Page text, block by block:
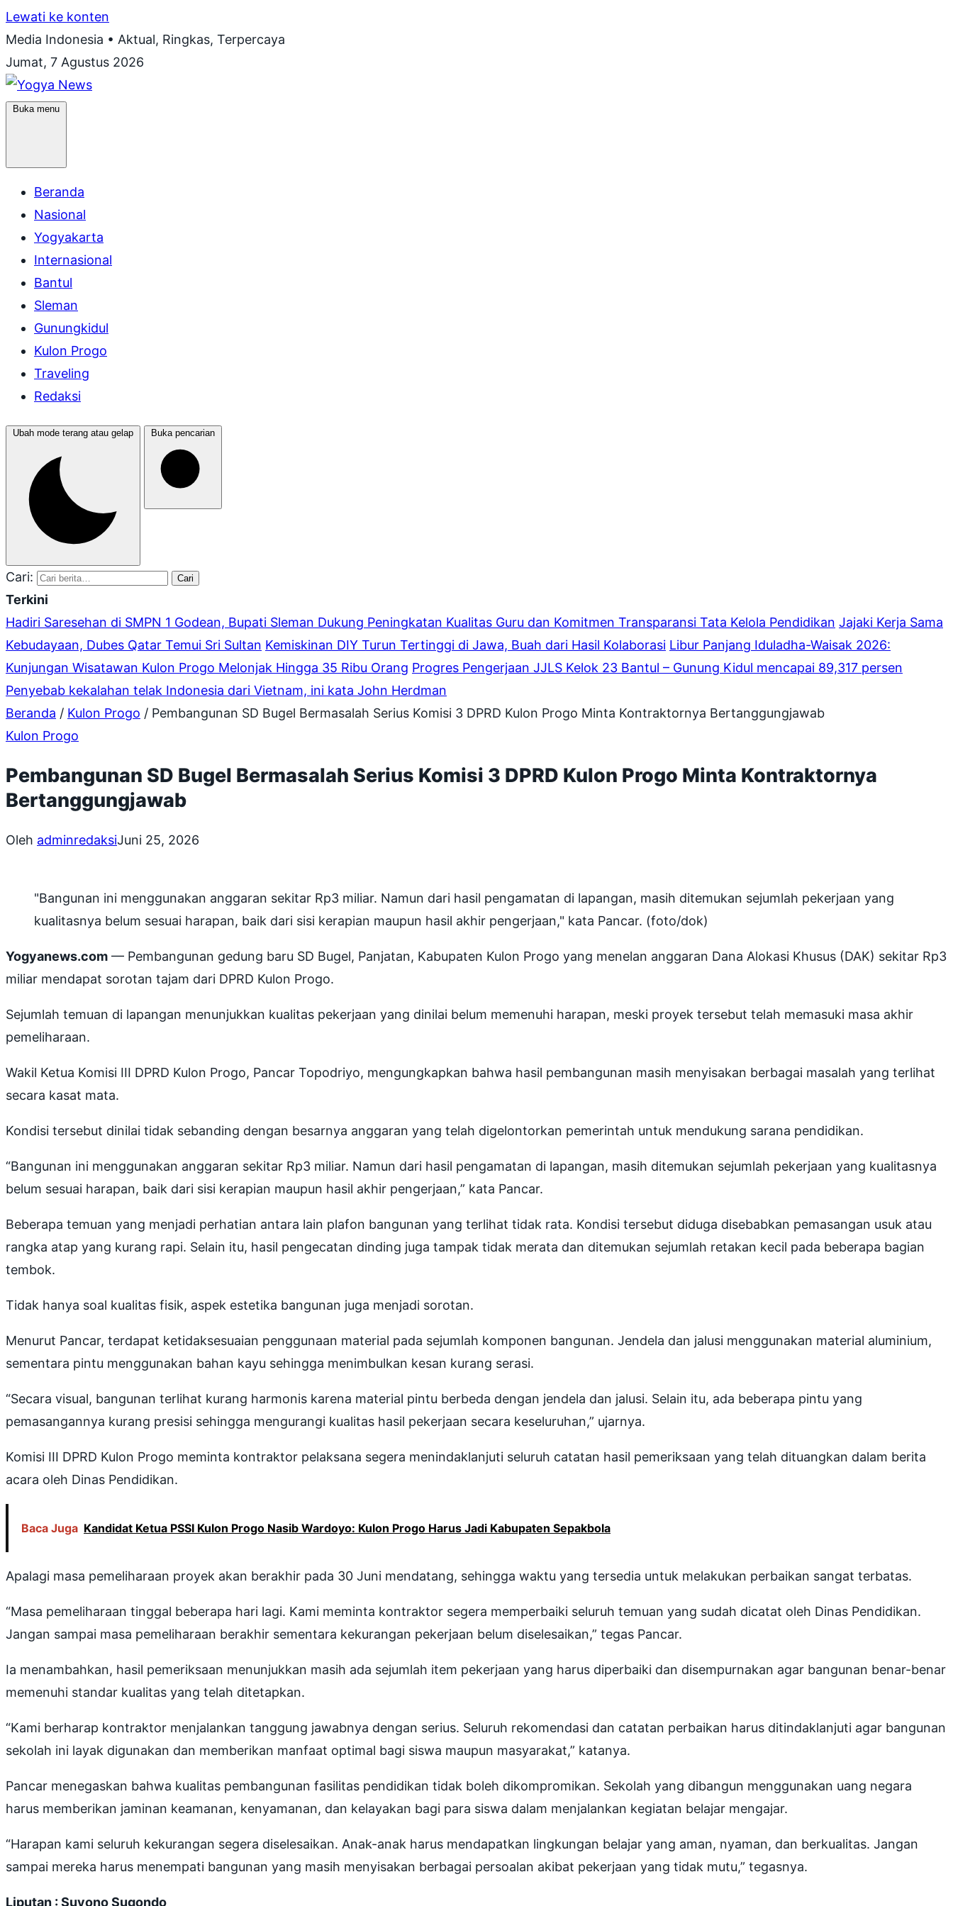
Lewati ke konten
Media Indonesia • Aktual, Ringkas, Terpercaya
Jumat, 7 Agustus 2026
Buka menu
Beranda
Nasional
Yogyakarta
Internasional
Bantul
Sleman
Gunungkidul
Kulon Progo
Traveling
Redaksi
Ubah mode terang atau gelap Buka pencarian
Cari: Cari
Terkini
Hadiri Saresehan di SMPN 1 Godean, Bupati Sleman Dukung Peningkatan Kualitas Guru dan Komitmen Transparansi Tata Kelola Pendidikan Jajaki Kerja Sama
Kebudayaan, Dubes Qatar Temui Sri Sultan Kemiskinan DIY Turun Tertinggi di Jawa, Buah dari Hasil Kolaborasi Libur Panjang Iduladha-Waisak 2026:
Kunjungan Wisatawan Kulon Progo Melonjak Hingga 35 Ribu Orang Progres Pengerjaan JJLS Kelok 23 Bantul – Gunung Kidul mencapai 89,317 persen
Penyebab kekalahan telak Indonesia dari Vietnam, ini kata John Herdman
Beranda / Kulon Progo / Pembangunan SD Bugel Bermasalah Serius Komisi 3 DPRD Kulon Progo Minta Kontraktornya Bertanggungjawab
Kulon Progo
Pembangunan SD Bugel Bermasalah Serius Komisi 3 DPRD Kulon Progo Minta Kontraktornya
Bertanggungjawab
Oleh adminredaksiJuni 25, 2026
"Bangunan ini menggunakan anggaran sekitar Rp3 miliar. Namun dari hasil pengamatan di lapangan, masih ditemukan sejumlah pekerjaan yang
kualitasnya belum sesuai harapan, baik dari sisi kerapian maupun hasil akhir pengerjaan," kata Pancar. (foto/dok)
Yogyanews.com — Pembangunan gedung baru SD Bugel, Panjatan, Kabupaten Kulon Progo yang menelan anggaran Dana Alokasi Khusus (DAK) sekitar Rp3
miliar mendapat sorotan tajam dari DPRD Kulon Progo.
Sejumlah temuan di lapangan menunjukkan kualitas pekerjaan yang dinilai belum memenuhi harapan, meski proyek tersebut telah memasuki masa akhir
pemeliharaan.
Wakil Ketua Komisi III DPRD Kulon Progo, Pancar Topodriyo, mengungkapkan bahwa hasil pembangunan masih menyisakan berbagai masalah yang terlihat
secara kasat mata.
Kondisi tersebut dinilai tidak sebanding dengan besarnya anggaran yang telah digelontorkan pemerintah untuk mendukung sarana pendidikan.
“Bangunan ini menggunakan anggaran sekitar Rp3 miliar. Namun dari hasil pengamatan di lapangan, masih ditemukan sejumlah pekerjaan yang kualitasnya
belum sesuai harapan, baik dari sisi kerapian maupun hasil akhir pengerjaan,” kata Pancar.
Beberapa temuan yang menjadi perhatian antara lain plafon bangunan yang terlihat tidak rata. Kondisi tersebut diduga disebabkan pemasangan usuk atau
rangka atap yang kurang rapi. Selain itu, hasil pengecatan dinding juga tampak tidak merata dan ditemukan sejumlah retakan kecil pada beberapa bagian
tembok.
Tidak hanya soal kualitas fisik, aspek estetika bangunan juga menjadi sorotan.
Menurut Pancar, terdapat ketidaksesuaian penggunaan material pada sejumlah komponen bangunan. Jendela dan jalusi menggunakan material aluminium,
sementara pintu menggunakan bahan kayu sehingga menimbulkan kesan kurang serasi.
“Secara visual, bangunan terlihat kurang harmonis karena material pintu berbeda dengan jendela dan jalusi. Selain itu, ada beberapa pintu yang
pemasangannya kurang presisi sehingga mengurangi kualitas hasil pekerjaan secara keseluruhan,” ujarnya.
Komisi III DPRD Kulon Progo meminta kontraktor pelaksana segera menindaklanjuti seluruh catatan hasil pemeriksaan yang telah dituangkan dalam berita
acara oleh Dinas Pendidikan.
Baca Juga Kandidat Ketua PSSI Kulon Progo Nasib Wardoyo: Kulon Progo Harus Jadi Kabupaten Sepakbola
Apalagi masa pemeliharaan proyek akan berakhir pada 30 Juni mendatang, sehingga waktu yang tersedia untuk melakukan perbaikan sangat terbatas.
“Masa pemeliharaan tinggal beberapa hari lagi. Kami meminta kontraktor segera memperbaiki seluruh temuan yang sudah dicatat oleh Dinas Pendidikan.
Jangan sampai masa pemeliharaan berakhir sementara kekurangan pekerjaan belum diselesaikan,” tegas Pancar.
Ia menambahkan, hasil pemeriksaan menunjukkan masih ada sejumlah item pekerjaan yang harus diperbaiki dan disempurnakan agar bangunan benar-benar
memenuhi standar kualitas yang telah ditetapkan.
“Kami berharap kontraktor menjalankan tanggung jawabnya dengan serius. Seluruh rekomendasi dan catatan perbaikan harus ditindaklanjuti agar bangunan
sekolah ini layak digunakan dan memberikan manfaat optimal bagi siswa maupun masyarakat,” katanya.
Pancar menegaskan bahwa kualitas pembangunan fasilitas pendidikan tidak boleh dikompromikan. Sekolah yang dibangun menggunakan uang negara
harus memberikan jaminan keamanan, kenyamanan, dan kelayakan bagi para siswa dalam menjalankan kegiatan belajar mengajar.
“Harapan kami seluruh kekurangan segera diselesaikan. Anak-anak harus mendapatkan lingkungan belajar yang aman, nyaman, dan berkualitas. Jangan
sampai mereka harus menempati bangunan yang masih menyisakan berbagai persoalan akibat pekerjaan yang tidak mutu,” tegasnya.
Liputan : Suyono Sugondo